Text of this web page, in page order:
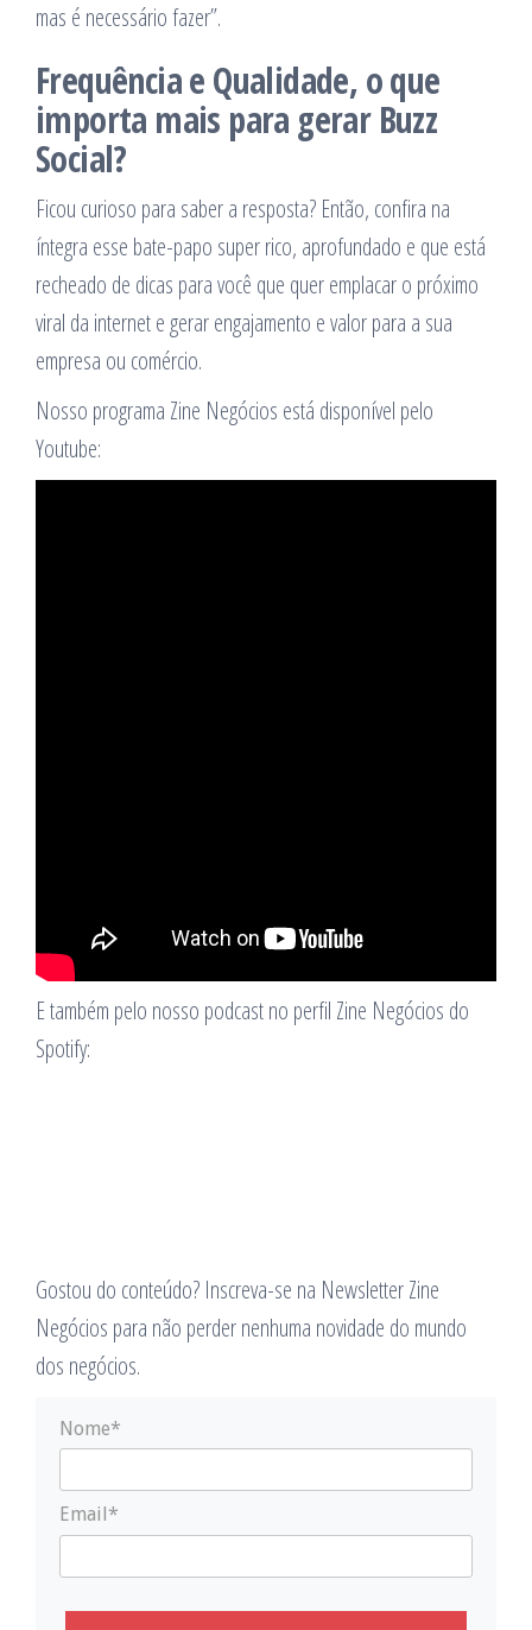
mas é necessário fazer”.
Frequência e Qualidade, o que
importa mais para gerar Buzz
Social?
Ficou curioso para saber a resposta? Então, confira na
íntegra esse bate-papo super rico, aprofundado e que está
recheado de dicas para você que quer emplacar o próximo
viral da internet e gerar engajamento e valor para a sua
empresa ou comércio.
Nosso programa Zine Negócios está disponível pelo
Youtube:
E também pelo nosso podcast no perfil Zine Negócios do
Spotify:
Gostou do conteúdo? Inscreva-se na Newsletter Zine
Negócios para não perder nenhuma novidade do mundo
dos negócios.
Nome*
Email*